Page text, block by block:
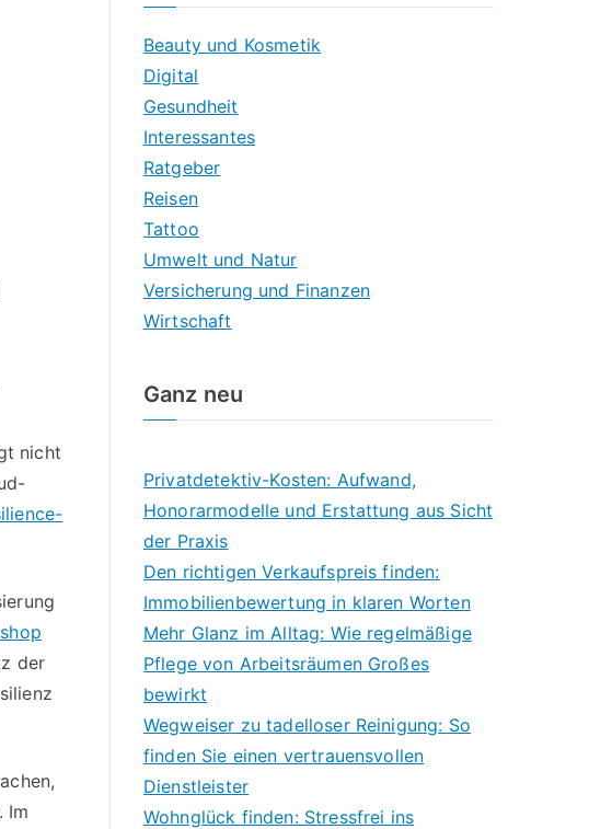
nicht
der
Im
Beauty und Kosmetik
Digital
Gesundheit
Interessantes
Ratgeber
Reisen
Tattoo
Umwelt und Natur
Versicherung und Finanzen
Wirtschaft
Ganz neu
Privatdetektiv-Kosten: Aufwand,
Honorarmodelle und Erstattung aus Sicht
der Praxis
Den richtigen Verkaufspreis finden:
Immobilienbewertung in klaren Worten
Mehr Glanz im Alltag: Wie regelmäßige
Pflege von Arbeitsräumen Großes
bewirkt
Wegweiser zu tadelloser Reinigung: So
finden Sie einen vertrauensvollen
Dienstleister
Wohnglück finden: Stressfrei ins